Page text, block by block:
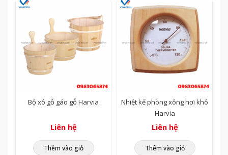
Bộ xô gỗ gáo gỗ Harvia
Liên hệ
Thêm vào giỏ
Nhiệt kế phòng xông hơi khô
Harvia
Liên hệ
Thêm vào giỏ